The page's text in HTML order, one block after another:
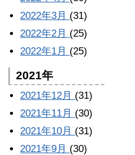
2022年3月 (31)
2022年2月 (25)
2022年1月 (25)
2021年
2021年12月 (31)
2021年11月 (30)
2021年10月 (31)
2021年9月 (30)